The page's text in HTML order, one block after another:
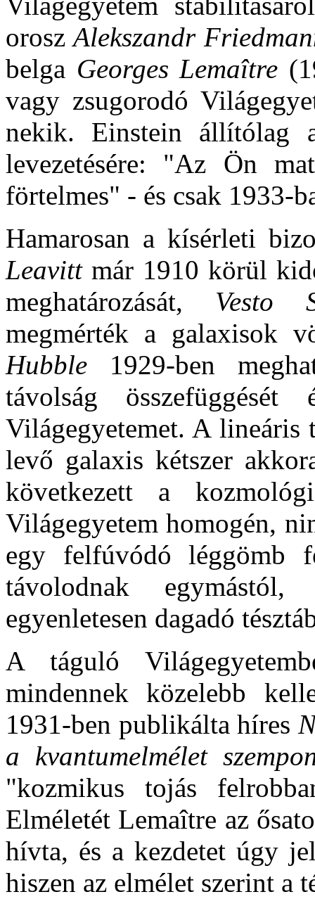
oroszAlekszandr
belga Georges Lemaître
vagy zsugorodó
nekik. Einstein állítólag
levezetésére: "Az Ön
förtelmes" - és csak 1933-
Hamarosan a kísérleti
Leavittmár 1910 körül
meghatározását, Vesto
megmérték a galaxisok
Hubble 1929-ben
távolság
Világegyetemet. A lineáris
levő galaxis kétszer
következett a
Világegyetem homogén,
egy felfúvódó léggömb
távolodnak
egyenletesen dagadó
A táguló
mindennek közelebb
1931-ben publikálta híres
a kvantumelmélet
"kozmikus tojás
Elméletét Lemaître az
hívta, és a kezdetet úgy
hiszen az elmélet szerint a